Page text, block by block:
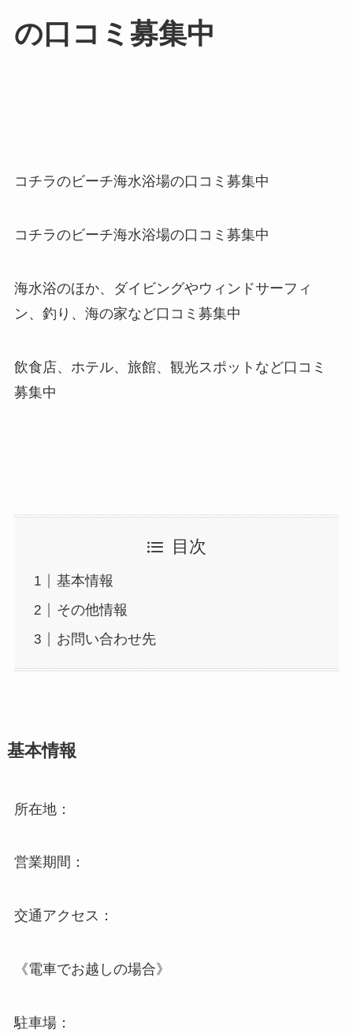
の口コミ募集中
コチラのビーチ海水浴場の口コミ募集中
コチラのビーチ海水浴場の口コミ募集中
海水浴のほか、ダイビングやウィンドサーフィ
ン、釣り、海の家など口コミ募集中
飲食店、ホテル、旅館、観光スポットなど口コミ
募集中
目次
基本情報
その他情報
お問い合わせ先
基本情報
所在地：
営業期間：
交通アクセス：
《電車でお越しの場合》
駐車場：